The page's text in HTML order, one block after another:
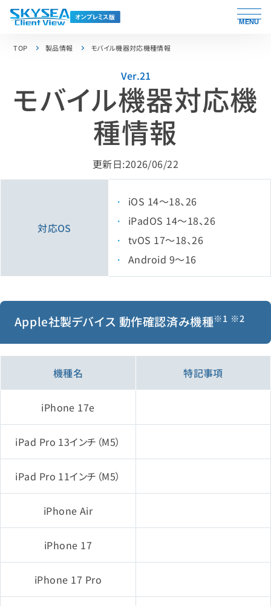
MENU
TOP 製品情報 モバイル機器対応機種情報
Ver.21
モバイル機器対応機
種情報
更新日:2026/06/22
対応OS
iOS 14～18、26
iPadOS 14～18、26
tvOS 17～18、26
Android 9～16
Apple社製デバイス 動作確認済み機種※1 ※2
機種名 特記事項
iPhone 17e
iPad Pro 13インチ（M5）
iPad Pro 11インチ（M5）
iPhone Air
iPhone 17
iPhone 17 Pro